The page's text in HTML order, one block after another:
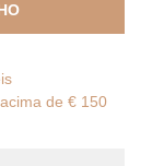
de € 150